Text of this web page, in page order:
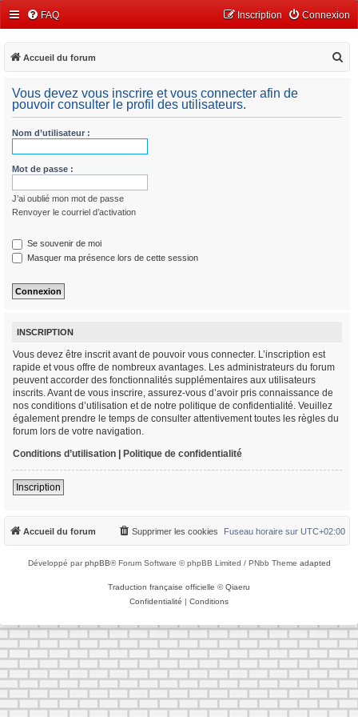
FAQ Connexion
Inscription
Accueil du forum
Vous devez vous inscrire et vous connecter afin de
pouvoir consulter le profil des utilisateurs.
Nom d’utilisateur :
Mot de passe :
J’ai oublié mon mot de passe
Renvoyer le courriel d’activation
Se souvenir de moi
Masquer ma présence lors de cette session
INSCRIPTION
Vous devez être inscrit avant de pouvoir vous connecter. L’inscription est
rapide et vous offre de nombreux avantages. Les administrateurs du forum
peuvent accorder des fonctionnalités supplémentaires aux utilisateurs
inscrits. Avant de vous inscrire, assurez-vous d’avoir pris connaissance de
nos conditions d’utilisation et de notre politique de confidentialité. Veuillez
également prendre le temps de consulter attentivement toutes les règles du
forum lors de votre navigation.
Conditions d’utilisation | Politique de confidentialité
Inscription
Accueil du forum Fuseau horaire sur UTC+02:00
Supprimer les cookies
Développé parphpBB® Forum Software © phpBB Limited / PNbb Theme adapted
Traduction française officielle ©Qiaeru
Confidentialité | Conditions